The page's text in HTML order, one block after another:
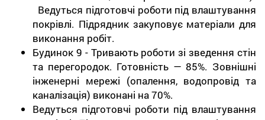
Ведуться підготовчі роботи під влаштування
покрівлі. Підрядник закуповує матеріали для
виконання робіт.
Будинок 9 - Тривають роботи зі зведення стін
та перегородок. Готовність — 85%. Зовнішні
інженерні мережі (опалення, водопровід та
каналізація) виконані на 70%.
Ведуться підготовчі роботи під влаштування